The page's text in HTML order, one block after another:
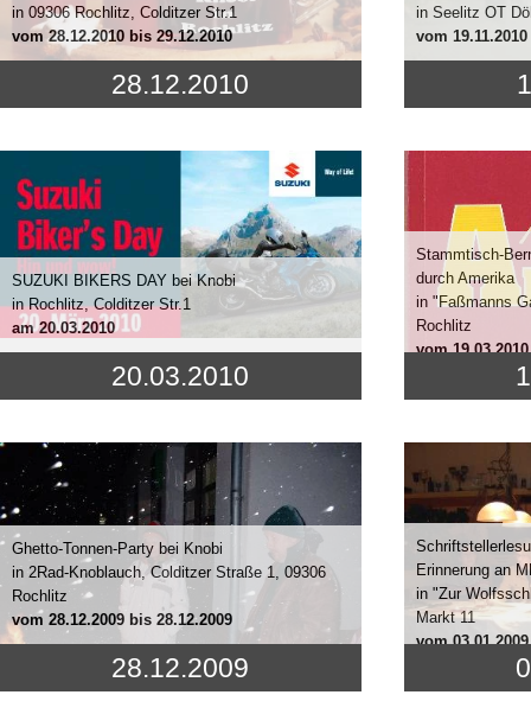
in 09306 Rochlitz, Colditzer Str.1
vom 28.12.2010 bis 29.12.2010
28.12.2010
in Seelitz OT
vom 19.11.2010
SUZUKI BIKERS DAY bei Knobi
in Rochlitz, Colditzer Str.1
am20.03.2010
20.03.2010
Stammtisch-
durch Amerika
in "Faßmanns
Rochlitz
vom19.03.2010
Ghetto-Tonnen-Party bei Knobi
in 2Rad-Knoblauch, Colditzer Straße 1, 09306
Rochlitz
vom 28.12.2009 bis 28.12.2009
28.12.2009
Erinnerung an
in "Zur
Markt 11
vom03.01.2009